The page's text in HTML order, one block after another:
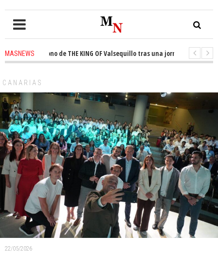
MASNEWS
el trono de THE KING OF Valsequillo tras una jornada de baloncesto
CANARIAS
22/05/2026